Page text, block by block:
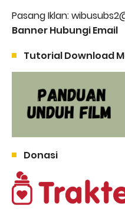
Pasang Iklan:
Banner Hubungi Email
Tutorial Download
Donasi